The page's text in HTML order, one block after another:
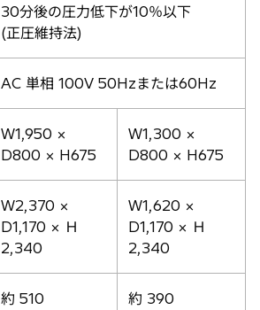
30分後の圧力低下が10％以下
(正圧維持法)
AC 単相 100V 50Hzまたは60Hz
W1,950 ×
D800 × H675
W1,300 ×
D800 × H675
W2,370 ×
D1,170 × Ｈ
2,340
W1,620 ×
D1,170 × Ｈ
2,340
約 510 約 390